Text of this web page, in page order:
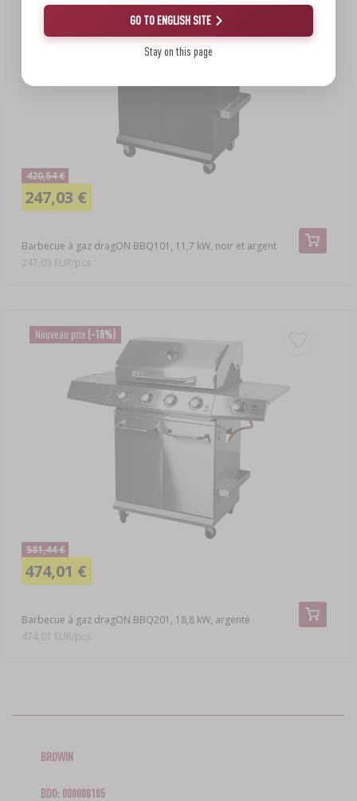
Barbecue à gaz dragON BBQ101, 11,7 kW, noir et argent
420,54 €
247,03 €
247,03 EUR/pcs
Nouveau prix (-18%)
Barbecue à gaz dragON BBQ201, 18,8 kW, argenté
581,44 €
474,01 €
474,01 EUR/pcs
GO TO ENGLISH SITE
Stay on this page
BROWIN
BDO: 000008185